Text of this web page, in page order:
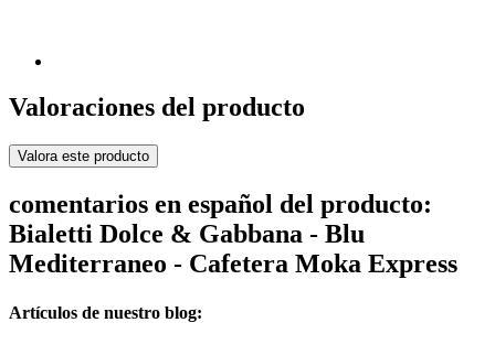
Valoraciones del producto
Valora este producto
comentarios en español del producto:
Bialetti Dolce & Gabbana - Blu
Mediterraneo - Cafetera Moka Express
Artículos de nuestro blog: